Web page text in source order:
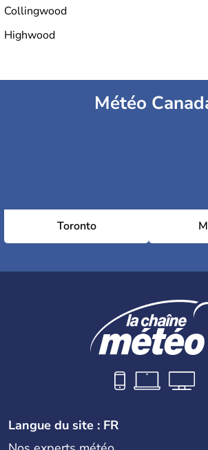
Collingwood
Highwood
Météo
Toronto
Langue du site : FR